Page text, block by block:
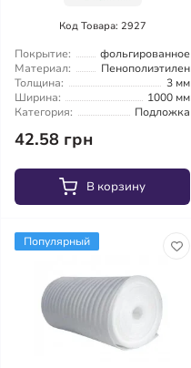
Код Товара: 2927
Покрытие:
фольгированное
Материал:
Пенополиэтилен
Толщина:
3 мм
Ширина:
1000 мм
Категория:
Подложка
42.58 грн
В корзину
Популярный